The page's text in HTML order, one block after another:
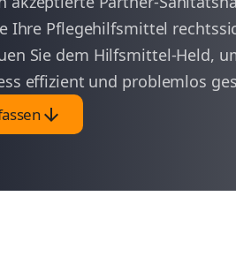
Ihre Pflegehilfsmittel
Sie dem Hilfsmittel-Held,
effizient und problemlos
arrow_downward